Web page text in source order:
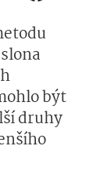
být
druhy